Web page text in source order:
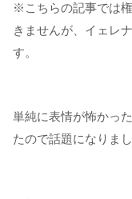
※こちらの記事では
きませんが、イェレ
す。
単純に表情が怖かっ
たので話題になりまし